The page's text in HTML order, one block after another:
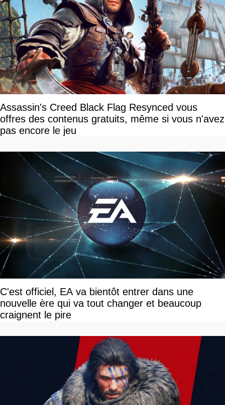
Assassin's Creed Black Flag Resynced vous
offres des contenus gratuits, même si vous n'avez
pas encore le jeu
C'est officiel, EA va bientôt entrer dans une
nouvelle ère qui va tout changer et beaucoup
craignent le pire